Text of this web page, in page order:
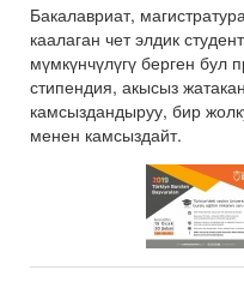
Бакалавриат,
каалаган чет элдик
мүмкүнчүлүгү берген бул
стипендия, акысыз
камсыздандыруу, бир
менен камсыздайт.